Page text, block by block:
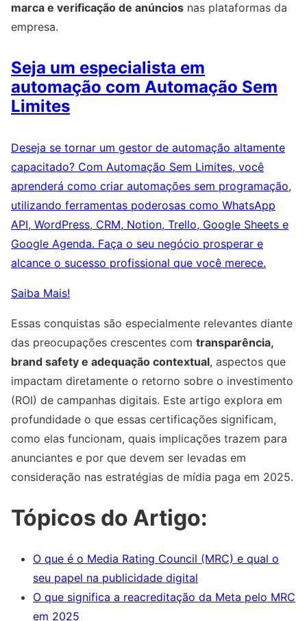
marca e verificação de anúncios nas plataformas da
empresa.
Seja um especialista em
automação com Automação Sem
Limites
Deseja se tornar um gestor de automação altamente
capacitado? Com Automação Sem Limites, você
aprenderá como criar automações sem programação,
utilizando ferramentas poderosas como WhatsApp
API, WordPress, CRM, Notion, Trello, Google Sheets e
Google Agenda. Faça o seu negócio prosperar e
alcance o sucesso profissional que você merece.
Saiba Mais!
Essas conquistas são especialmente relevantes diante
das preocupações crescentes com transparência,
brand safety e adequação contextual, aspectos que
impactam diretamente o retorno sobre o investimento
(ROI) de campanhas digitais. Este artigo explora em
profundidade o que essas certificações significam,
como elas funcionam, quais implicações trazem para
anunciantes e por que devem ser levadas em
consideração nas estratégias de mídia paga em 2025.
Tópicos do Artigo:
O que é o Media Rating Council (MRC) e qual o
seu papel na publicidade digital
O que significa a reacreditação da Meta pelo MRC
em 2025